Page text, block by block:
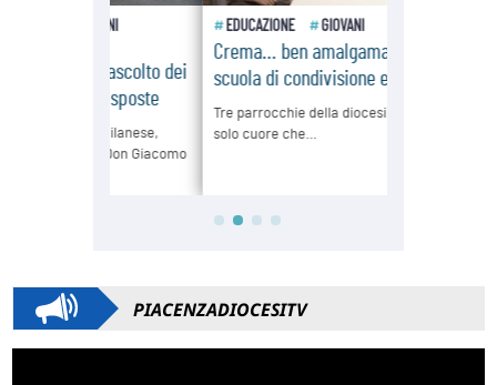
PIACENZADIOCESITV